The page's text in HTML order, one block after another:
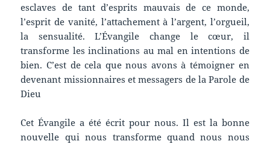
esclaves de tant d’esprits mauvais de ce monde,
l’esprit de vanité, l’attachement à l’argent, l’orgueil,
la sensualité. L’Évangile change le cœur, il
transforme les inclinations au mal en intentions de
bien. C’est de cela que nous avons à témoigner en
devenant missionnaires et messagers de la Parole de
Dieu
Cet Évangile a été écrit pour nous. Il est la bonne
nouvelle qui nous transforme quand nous nous